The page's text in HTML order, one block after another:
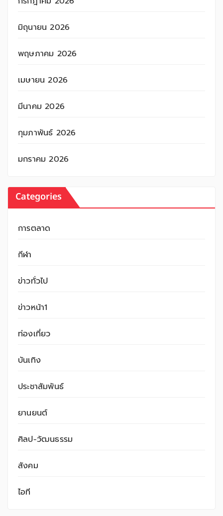
มิถุนายน 2026
พฤษภาคม 2026
เมษายน 2026
มีนาคม 2026
กุมภาพันธ์ 2026
มกราคม 2026
Categories
การตลาด
กีฬา
ข่าวทั่วไป
ข่าวหน้า1
ท่องเที่ยว
บันเทิง
ประชาสัมพันธ์
ยานยนต์
ศิลป-วัฒนธรรม
สังคม
ไอที